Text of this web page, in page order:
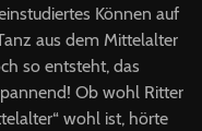
Können auf
aus dem Mittelalter
so entsteht, das
Ob wohl Ritter
wohl ist, hörte